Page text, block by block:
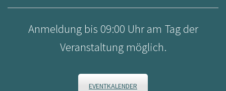
Anmeldung bis 09:00 Uhr am Tag der
Veranstaltung möglich.
EVENTKALENDER